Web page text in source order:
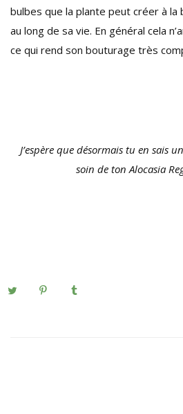
bulbes que la plante peut créer à
au long de sa vie. En général cela
ce qui rend son bouturage très
J’espère que désormais tu en sais
soin de ton Alocasia